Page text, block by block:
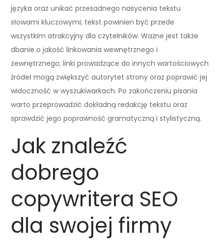
języka oraz unikać przesadnego nasycenia tekstu
słowami kluczowymi; tekst powinien być przede
wszystkim atrakcyjny dla czytelników. Ważne jest także
dbanie o jakość linkowania wewnętrznego i
zewnętrznego; linki prowadzące do innych wartościowych
źródeł mogą zwiększyć autorytet strony oraz poprawić jej
widoczność w wyszukiwarkach. Po zakończeniu pisania
warto przeprowadzić dokładną redakcję tekstu oraz
sprawdzić jego poprawność gramatyczną i stylistyczną.
Jak znaleźć
dobrego
copywritera SEO
dla swojej firmy